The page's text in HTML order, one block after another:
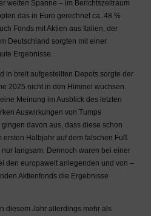
weiten Spanne – im Berichtszeitraum
das in Euro gerechnet ca. 48 %
Fonds mit Aktien aus Italien, der
Deutschland sorgten mit einer
Ergebnisse.
in breit aufgestellten Depots sorgte der
2025 nicht in den Himmel wuchsen.
Meinung im Ausblick des letzten
Auswirkungen von Tumps
davon aus, dass diese schon
Halbjahr auf dem falschen Fuß
langsam. Dennoch waren bei einer
den europaweit anlegenden und von –
Aktienfonds die Ergebnisse
diesem Jahr allerdings mehr als